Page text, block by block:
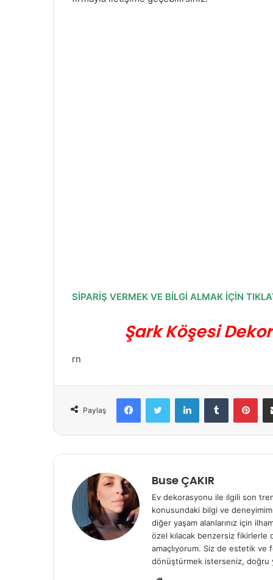
SİPARİŞ VERMEK VE BİLGİ ALMAK İÇİN
Şark Köşesi
rn
Paylaş
Buse ÇAKIR
Ev dekorasyonu ile ilgili son
konusundaki bilgi ve
diğer yaşam alanlarınız için
özel kılacak benzersiz fikirlerle
amaçlıyorum. Siz de estetik
dönüştürmek isterseniz, doğru